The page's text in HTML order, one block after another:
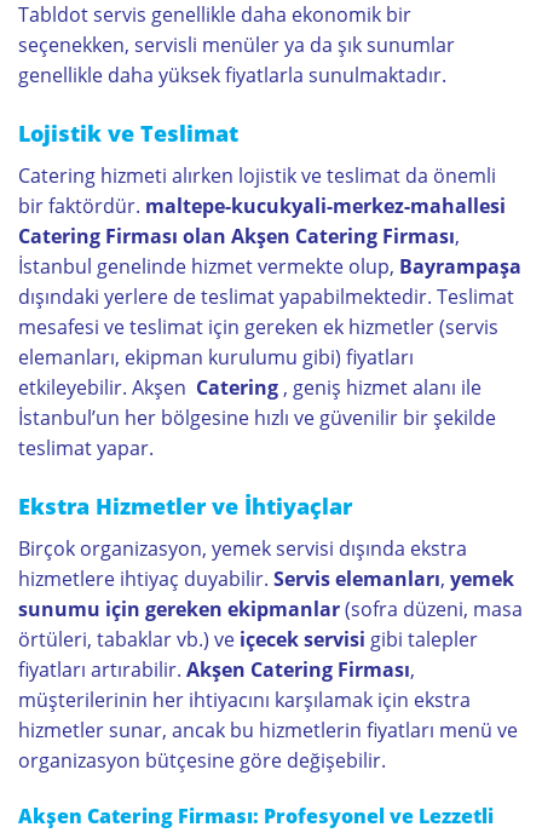
Tabldot servis genellikle daha ekonomik bir
seçenekken, servisli menüler ya da şık sunumlar
genellikle daha yüksek fiyatlarla sunulmaktadır.
Lojistik ve Teslimat
Catering hizmeti alırken lojistik ve teslimat da önemli
bir faktördür. maltepe-kucukyali-merkez-mahallesi
Catering Firması olan Akşen Catering Firması,
İstanbul genelinde hizmet vermekte olup, Bayrampaşa
dışındaki yerlere de teslimat yapabilmektedir. Teslimat
mesafesi ve teslimat için gereken ek hizmetler (servis
elemanları, ekipman kurulumu gibi) fiyatları
etkileyebilir. Akşen Catering , geniş hizmet alanı ile
İstanbul’un her bölgesine hızlı ve güvenilir bir şekilde
teslimat yapar.
Ekstra Hizmetler ve İhtiyaçlar
Birçok organizasyon, yemek servisi dışında ekstra
hizmetlere ihtiyaç duyabilir. Servis elemanları, yemek
sunumu için gereken ekipmanlar(sofra düzeni, masa
örtüleri, tabaklar vb.) ve içecek servisi gibi talepler
fiyatları artırabilir. Akşen Catering Firması,
müşterilerinin her ihtiyacını karşılamak için ekstra
hizmetler sunar, ancak bu hizmetlerin fiyatları menü ve
organizasyon bütçesine göre değişebilir.
Akşen Catering Firması: Profesyonel ve Lezzetli